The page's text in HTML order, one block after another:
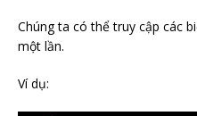
Chúng ta có thể truy cập các
một lần.
Ví dụ: